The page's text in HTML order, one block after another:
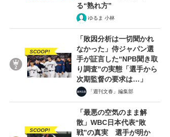
る“熟れ方”
ゆるま 小林
SCOOP!
「敗因分析は一切聞かれ
なかった」侍ジャパン選
手が証言した“NPB聞き取
り調査”の実態「選手から
次期監督の要求は…」
「週刊文春」編集部
SCOOP!
「最悪の空気のまま解
散」WBC日本代表“敗
戦”の真実 選手が明か